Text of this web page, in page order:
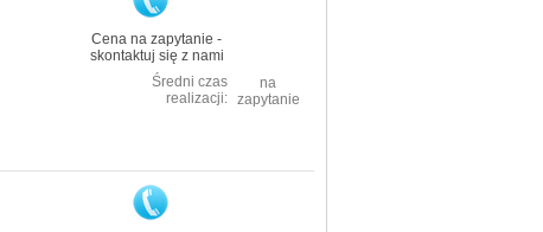
Cena na zapytanie -
skontaktuj się z nami
na
zapytanie
Średni czas
realizacji: